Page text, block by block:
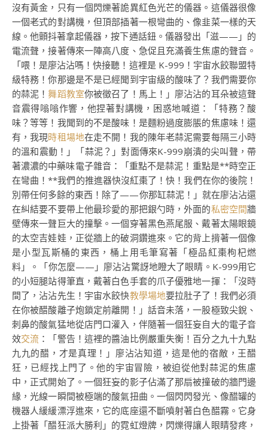
沒有黃金，只有一個閃爍著詭異紅色光芒的儀器。這儀器很像
一個老式的對講機，但頂部插著一根彎曲的、像韭菜一樣的天
線。他顫抖著拿起儀器，按下通話鈕。儀器發出「滋——」的
電流聲，接著傳來一陣高八度、急促且充滿養生焦慮的聲音。
「喂！是廖沾沾嗎！快接聽！這裡是 K-999！宇宙水餃聯盟特
級特務！你那邊是不是已經聞到宇宙級的酸味了？我們需要你
的蒜泥！舞蹈教室你被徵召了！馬上！」廖沾沾的耳朵被這聲
音震得嗡嗡作響，他捏著對講機，困惑地喊道：「特務？酸
味？等等！我聞到的不是酸味！是麵粉過度膨脹的焦慮味！還
有，我現時租場地在走不開！我的陳年老蒜泥需要每隔三小時
的溫和震動！」「蒜泥？」對面傳來K-999崩潰的尖叫聲，帶
著濃濃的中藥味電子雜音：「重點不是蒜泥！重點是**時空正
在彎曲！**我們的推進器快沒紅棗了！快！我們在你的後院！
別帶任何多餘的東西！除了——你那缸蒜泥！」就在廖沾沾還
在糾結要不要帶上他最珍愛的那把銀勺時，外面的私密空間牆
壁傳來一聲巨大的撞擊。一個穿著黑色燕尾服、戴著太陽眼鏡
的太空吉娃娃，正從牆上的破洞鑽進來。它的背上揹著一個像
是小型瓦斯桶的東西，桶上用毛筆寫著「極品紅棗枸杞燃
料」。「你怎麼——」廖沾沾驚訝地瞪大了眼睛。K-999用它
的小短腿站得筆直，戴著白色手套的爪子優雅地一揮：「沒時
間了，沾沾先生！宇宙水餃快教學場地要拉肚子了！我們必須
在你被醋酸離子炮鎖定前離開！」話音未落，一股極致尖銳、
刺鼻的酸氣猛地從店門口灌入，伴隨著一個狂妄自大的電子音
效交流 ：「警告！這裡的醬油比例嚴重失衡！百分之九十九點
九九的醋，才是真理！」廖沾沾知道，這是他的宿敵，王醋
狂，已經找上門了。他的宇宙冒險，被迫從他對蒜泥的焦慮
中，正式開始了。一個狂妄的影子佔滿了那扇被撞破的牆門邊
緣，光線一瞬間被極端的酸氣扭曲。一個閃閃發光、像醋罐的
機器人緩緩漂浮進來，它的底座還不斷噴射著白色醋霧。它身
上掛著「醋狂派大勝利」的霓虹燈牌，閃爍得讓人眼睛發疼，